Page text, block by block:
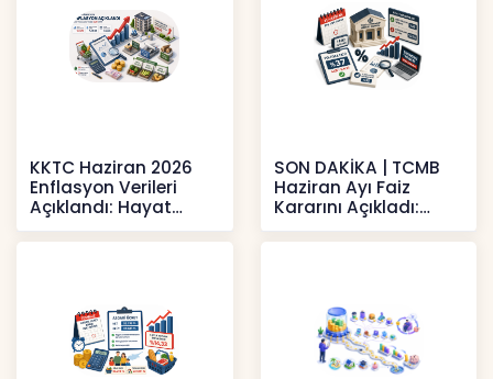
KKTC Haziran 2026
Enflasyon Verileri
Açıklandı: Hayat
Pahalılığı Yükselişini
Sür
SON DAKİKA | TCMB
Haziran Ayı Faiz
Kararını Açıkladı:
Politika Faizi Yüzde
37’de